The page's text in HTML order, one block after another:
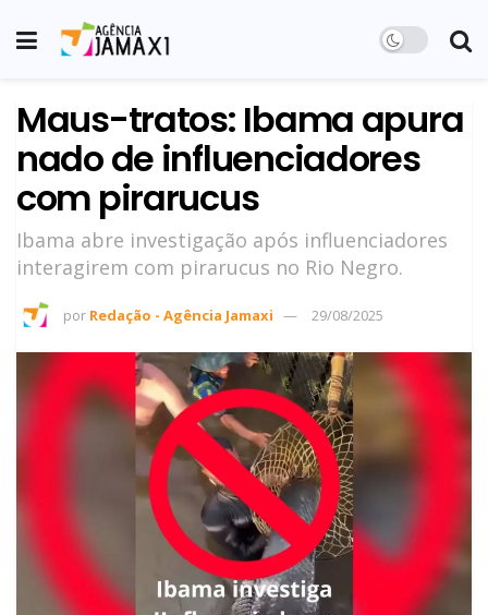
Maus-tratos: Ibama apura
nado de influenciadores
com pirarucus
Ibama abre investigação após influenciadores
interagirem com pirarucus no Rio Negro.
por Redação - Agência Jamaxi 29/08/2025